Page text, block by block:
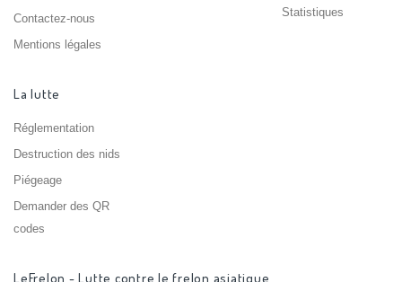
Contactez-nous
Mentions légales
Statistiques
La lutte
Réglementation
Destruction des nids
Piégeage
Demander des QR
codes
LeFrelon - Lutte contre le frelon asiatique